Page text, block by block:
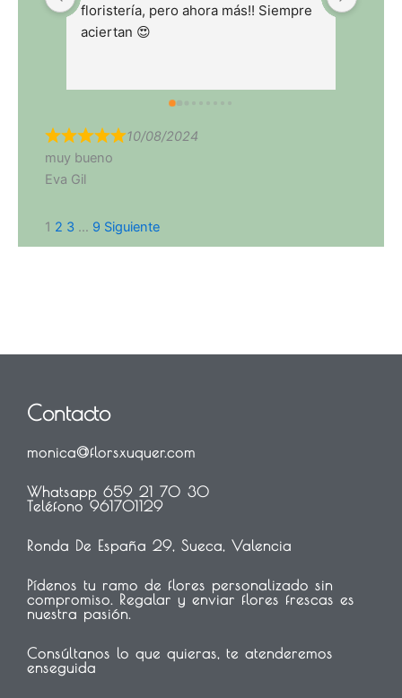
floristería, pero ahora más!! Siempre
aciertan 😍
10/08/2024
muy bueno
Eva Gil
Navegación
de
Página
1 Página
2 Página
3 … Página
9 Siguiente
Contacto
monica@florsxuquer.com
Whatsapp 659 21 70 30
Teléfono 961701129
Ronda De España 29, Sueca, Valencia
Pídenos tu ramo de flores personalizado sin
compromiso. Regalar y enviar flores frescas es
nuestra pasión.
Consúltanos lo que quieras, te atenderemos
enseguida